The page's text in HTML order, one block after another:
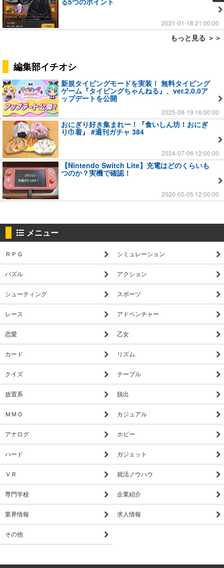
2021-01-18 21:00:00
もっと見る ＞＞
編集部イチオシ
新規タイピングモードを実装！ 無料タイピング
ゲーム『タイピングちゃんねる』、ver.2.0.0ア
ップデートを公開
2025-08-19 16:00:00
おにぎり好き集まれー！『食いしん坊！おにぎ
り巾着』 #週刊ガチャ 384
2024-07-06 12:00:00
【Nintendo Switch Lite】充電はどのくらいも
つのか？実機で確認！
2020-05-05 12:00:00
メニュー
ＲＰＧ シミュレーション
パズル アクション
シューティング スポーツ
レース アドベンチャー
恋愛 乙女
カード リズム
クイズ テーブル
放置系 脱出
ＭＭＯ カジュアル
アナログ ホビー
ハード ガジェット
ＶＲ 就活ノウハウ
専門学校 企業紹介
業界情報 求人情報
その他